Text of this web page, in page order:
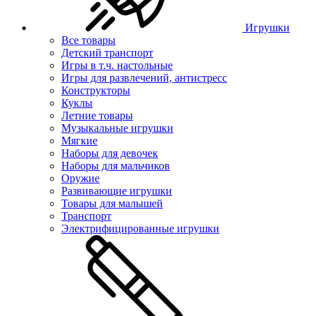
Игрушки
Все товары
Детский транспорт
Игры в т.ч. настольные
Игры для развлечений, антистресс
Конструкторы
Куклы
Летние товары
Музыкальные игрушки
Мягкие
Наборы для девочек
Наборы для мальчиков
Оружие
Развивающие игрушки
Товары для малышей
Транспорт
Электрифицированные игрушки